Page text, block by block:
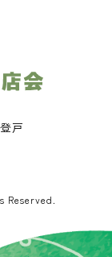
戸